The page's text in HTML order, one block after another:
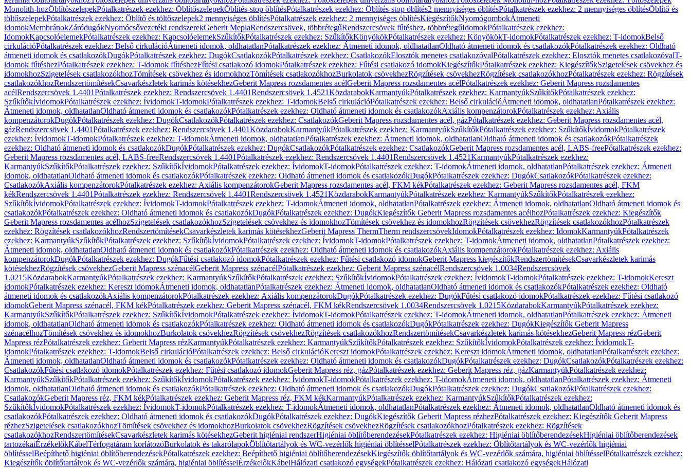
Monolith-hozÖblítőszelepekPótalkatrészek ezekhez: ÖblítőszelepekÖblítés-stop öblítésPótalkatrészek ezekhez: Öblítés-stop öblítés2 mennyiséges öblítésPótalkatrészek ezekhez: 2 mennyiséges öblítésÖblítő és
töltőszelepekPótalkatrészek ezekhez: Öblítő és töltőszelepek2 mennyiséges öblítésPótalkatrészek ezekhez: 2 mennyiséges öblítésKiegészítőkNyomógombokÁtmeneti
idomokMembránokZáródugókNyomócsővezetéki rendszerekGeberit MeplaRendszercsövek, többrétegűRendszercsövek fűtéshez, többrétegűIdomokPótalkatrészek ezekhez:
IdomokKapcsolóelemekPótalkatrészek ezekhez: KapcsolóelemekSzűkítőkPótalkatrészek ezekhez: SzűkítőkKönyökökPótalkatrészek ezekhez: KönyökökT-idomokPótalkatrészek ezekhez: T-idomokBelső
cirkulációPótalkatrészek ezekhez: Belső cirkulációÁtmeneti idomok, oldhatatlanPótalkatrészek ezekhez: Átmeneti idomok, oldhatatlanOldható átmeneti idomok és csatlakozókPótalkatrészek ezekhez: Oldható
átmeneti idomok és csatlakozókDugókPótalkatrészek ezekhez: DugókCsatlakozókPótalkatrészek ezekhez: CsatlakozókElosztók menetes csatlakozóvalPótalkatrészek ezekhez: Elosztók menetes csatlakozóvalT-
idomok fűtéshezPótalkatrészek ezekhez: T-idomok fűtéshezFűtési csatlakozó idomokPótalkatrészek ezekhez: Fűtési csatlakozó idomokKiegészítőkPótalkatrészek ezekhez: KiegészítőkSzigetelések csövekhez és
idomokhozSzigetelések csatlakozókhozTömítések csövekhez és idomokhozTömítések csatlakozókhozBurkolatok csövekhezRögzítések csövekhezRögzítések csatlakozókhozPótalkatrészek ezekhez: Rögzítések
csatlakozókhozRendszertömítésekCsavarkészletek karimás kötésekhezGeberit Mapress rozsdamentes acélGeberit Mapress rozsdamentes acélPótalkatrészek ezekhez: Geberit Mapress rozsdamentes
acélRendszercsövek 1.4401Pótalkatrészek ezekhez: Rendszercsövek 1.4401Rendszercsövek 1.4521KözdarabokKarmantyúkPótalkatrészek ezekhez: KarmantyúkSzűkítőkPótalkatrészek ezekhez:
SzűkítőkÍvidomokPótalkatrészek ezekhez: ÍvidomokT-idomokPótalkatrészek ezekhez: T-idomokBelső cirkulációPótalkatrészek ezekhez: Belső cirkulációÁtmeneti idomok, oldhatatlanPótalkatrészek ezekhez:
Átmeneti idomok, oldhatatlanOldható átmeneti idomok és csatlakozókPótalkatrészek ezekhez: Oldható átmeneti idomok és csatlakozókAxiális kompenzátorokPótalkatrészek ezekhez: Axiális
kompenzátorokDugókPótalkatrészek ezekhez: DugókCsatlakozókPótalkatrészek ezekhez: CsatlakozókGeberit Mapress rozsdamentes acél, gázPótalkatrészek ezekhez: Geberit Mapress rozsdamentes acél,
gázRendszercsövek 1.4401Pótalkatrészek ezekhez: Rendszercsövek 1.4401KözdarabokKarmantyúkPótalkatrészek ezekhez: KarmantyúkSzűkítőkPótalkatrészek ezekhez: SzűkítőkÍvidomokPótalkatrészek
ezekhez: ÍvidomokT-idomokPótalkatrészek ezekhez: T-idomokÁtmeneti idomok, oldhatatlanPótalkatrészek ezekhez: Átmeneti idomok, oldhatatlanOldható átmeneti idomok és csatlakozókPótalkatrészek
ezekhez: Oldható átmeneti idomok és csatlakozókDugókPótalkatrészek ezekhez: DugókCsatlakozókPótalkatrészek ezekhez: CsatlakozókGeberit Mapress rozsdamentes acél, LABS-freePótalkatrészek ezekhez:
Geberit Mapress rozsdamentes acél, LABS-freeRendszercsövek 1.4401Pótalkatrészek ezekhez: Rendszercsövek 1.4401Rendszercsövek 1.4521KarmantyúkPótalkatrészek ezekhez:
KarmantyúkSzűkítőkPótalkatrészek ezekhez: SzűkítőkÍvidomokPótalkatrészek ezekhez: ÍvidomokT-idomokPótalkatrészek ezekhez: T-idomokÁtmeneti idomok, oldhatatlanPótalkatrészek ezekhez: Átmeneti
idomok, oldhatatlanOldható átmeneti idomok és csatlakozókPótalkatrészek ezekhez: Oldható átmeneti idomok és csatlakozókDugókPótalkatrészek ezekhez: DugókCsatlakozókPótalkatrészek ezekhez:
CsatlakozókAxiális kompenzátorokPótalkatrészek ezekhez: Axiális kompenzátorokGeberit Mapress rozsdamentes acél, FKM kékPótalkatrészek ezekhez: Geberit Mapress rozsdamentes acél, FKM
kékRendszercsövek 1.4401Pótalkatrészek ezekhez: Rendszercsövek 1.4401Rendszercsövek 1.4521KözdarabokKarmantyúkPótalkatrészek ezekhez: KarmantyúkSzűkítőkPótalkatrészek ezekhez:
SzűkítőkÍvidomokPótalkatrészek ezekhez: ÍvidomokT-idomokPótalkatrészek ezekhez: T-idomokÁtmeneti idomok, oldhatatlanPótalkatrészek ezekhez: Átmeneti idomok, oldhatatlanOldható átmeneti idomok és
csatlakozókPótalkatrészek ezekhez: Oldható átmeneti idomok és csatlakozókDugókPótalkatrészek ezekhez: DugókKiegészítők Geberit Mapress rozsdamentes acélhozPótalkatrészek ezekhez: Kiegészítők
Geberit Mapress rozsdamentes acélhozSzigetelések csatlakozókhozSzigetelések csövekhez és idomokhozTömítések csövekhez és idomokhozRögzítések csövekhezRögzítések csatlakozókhozPótalkatrészek
ezekhez: Rögzítések csatlakozókhozRendszertömítésekCsavarkészletek karimás kötésekhezGeberit Mapress ThermTherm rendszercsövekIdomokPótalkatrészek ezekhez: IdomokKarmantyúkPótalkatrészek
ezekhez: KarmantyúkSzűkítőkPótalkatrészek ezekhez: SzűkítőkÍvidomokPótalkatrészek ezekhez: ÍvidomokT-idomokPótalkatrészek ezekhez: T-idomokÁtmeneti idomok, oldhatatlanPótalkatrészek ezekhez:
Átmeneti idomok, oldhatatlanOldható átmeneti idomok és csatlakozókPótalkatrészek ezekhez: Oldható átmeneti idomok és csatlakozókAxiális kompenzátorokPótalkatrészek ezekhez: Axiális
kompenzátorokDugókPótalkatrészek ezekhez: DugókFűtési csatlakozó idomokPótalkatrészek ezekhez: Fűtési csatlakozó idomokGeberit Mapress kiegészítőkRendszertömítésekCsavarkészletek karimás
kötésekhezRögzítések csövekhezGeberit Mapress szénacélGeberit Mapress szénacélPótalkatrészek ezekhez: Geberit Mapress szénacélRendszercsövek 1.0034Rendszercsövek
1.0215KözdarabokKarmantyúkPótalkatrészek ezekhez: KarmantyúkSzűkítőkPótalkatrészek ezekhez: SzűkítőkÍvidomokPótalkatrészek ezekhez: ÍvidomokT-idomokPótalkatrészek ezekhez: T-idomokKereszt
idomokPótalkatrészek ezekhez: Kereszt idomokÁtmeneti idomok, oldhatatlanPótalkatrészek ezekhez: Átmeneti idomok, oldhatatlanOldható átmeneti idomok és csatlakozókPótalkatrészek ezekhez: Oldható
átmeneti idomok és csatlakozókAxiális kompenzátorokPótalkatrészek ezekhez: Axiális kompenzátorokDugókPótalkatrészek ezekhez: DugókFűtési csatlakozó idomokPótalkatrészek ezekhez: Fűtési csatlakozó
idomokGeberit Mapress szénacél, FKM kékPótalkatrészek ezekhez: Geberit Mapress szénacél, FKM kékRendszercsövek 1.0034Rendszercsövek 1.0215KözdarabokKarmantyúkPótalkatrészek ezekhez:
KarmantyúkSzűkítőkPótalkatrészek ezekhez: SzűkítőkÍvidomokPótalkatrészek ezekhez: ÍvidomokT-idomokPótalkatrészek ezekhez: T-idomokÁtmeneti idomok, oldhatatlanPótalkatrészek ezekhez: Átmeneti
idomok, oldhatatlanOldható átmeneti idomok és csatlakozókPótalkatrészek ezekhez: Oldható átmeneti idomok és csatlakozókDugókPótalkatrészek ezekhez: DugókKiegészítők Geberit Mapress
szénacélhozTömítések csövekhez és idomokhozBurkolatok csövekhezRögzítések csövekhezRögzítések csatlakozókhozRendszertömítésekCsavarkészletek karimás kötésekhezGeberit Mapress rézGeberit
Mapress rézPótalkatrészek ezekhez: Geberit Mapress rézKarmantyúkPótalkatrészek ezekhez: KarmantyúkSzűkítőkPótalkatrészek ezekhez: SzűkítőkÍvidomokPótalkatrészek ezekhez: ÍvidomokT-
idomokPótalkatrészek ezekhez: T-idomokBelső cirkulációPótalkatrészek ezekhez: Belső cirkulációKereszt idomokPótalkatrészek ezekhez: Kereszt idomokÁtmeneti idomok, oldhatatlanPótalkatrészek ezekhez:
Átmeneti idomok, oldhatatlanOldható átmeneti idomok és csatlakozókPótalkatrészek ezekhez: Oldható átmeneti idomok és csatlakozókDugókPótalkatrészek ezekhez: DugókCsatlakozókPótalkatrészek ezekhez:
CsatlakozókFűtési csatlakozó idomokPótalkatrészek ezekhez: Fűtési csatlakozó idomokGeberit Mapress réz, gázPótalkatrészek ezekhez: Geberit Mapress réz, gázKarmantyúkPótalkatrészek ezekhez:
KarmantyúkSzűkítőkPótalkatrészek ezekhez: SzűkítőkÍvidomokPótalkatrészek ezekhez: ÍvidomokT-idomokPótalkatrészek ezekhez: T-idomokÁtmeneti idomok, oldhatatlanPótalkatrészek ezekhez: Átmeneti
idomok, oldhatatlanOldható átmeneti idomok és csatlakozókPótalkatrészek ezekhez: Oldható átmeneti idomok és csatlakozókDugókPótalkatrészek ezekhez: DugókCsatlakozókPótalkatrészek ezekhez:
CsatlakozókGeberit Mapress réz, FKM kékPótalkatrészek ezekhez: Geberit Mapress réz, FKM kékKarmantyúkPótalkatrészek ezekhez: KarmantyúkSzűkítőkPótalkatrészek ezekhez:
SzűkítőkÍvidomokPótalkatrészek ezekhez: ÍvidomokT-idomokPótalkatrészek ezekhez: T-idomokÁtmeneti idomok, oldhatatlanPótalkatrészek ezekhez: Átmeneti idomok, oldhatatlanOldható átmeneti idomok és
csatlakozókPótalkatrészek ezekhez: Oldható átmeneti idomok és csatlakozókDugókPótalkatrészek ezekhez: DugókKiegészítők Geberit Mapress rézhezPótalkatrészek ezekhez: Kiegészítők Geberit Mapress
rézhezSzigetelések csatlakozókhozTömítések csövekhez és idomokhozBurkolatok csövekhezRögzítések csövekhezRögzítések csatlakozókhozPótalkatrészek ezekhez: Rögzítések
csatlakozókhozRendszertömítésekCsavarkészletek karimás kötésekhezGeberit higiéniai rendszerHigiéniai öblítőberendezésekPótalkatrészek ezekhez: Higiéniai öblítőberendezésekHigiéniai öblítőberendezések
tartozékaiÉrzékelőkKábelTérfogatáram korlátozóBurkolatok és takarólapokÖblítőtartályok és WC-vezérlők higiéniai öblítésselPótalkatrészek ezekhez: Öblítőtartályok és WC-vezérlők higiéniai
öblítésselBeépíthető higiéniai öblítőberendezésekPótalkatrészek ezekhez: Beépíthető higiéniai öblítőberendezésekKiegészítők öblítőtartályok és WC-vezérlők számára, higiéniai öblítésselPótalkatrészek ezekhez:
Kiegészítők öblítőtartályok és WC-vezérlők számára, higiéniai öblítésselÉrzékelőkKábelHálózati csatlakozó egységekPótalkatrészek ezekhez: Hálózati csatlakozó egységekHálózati